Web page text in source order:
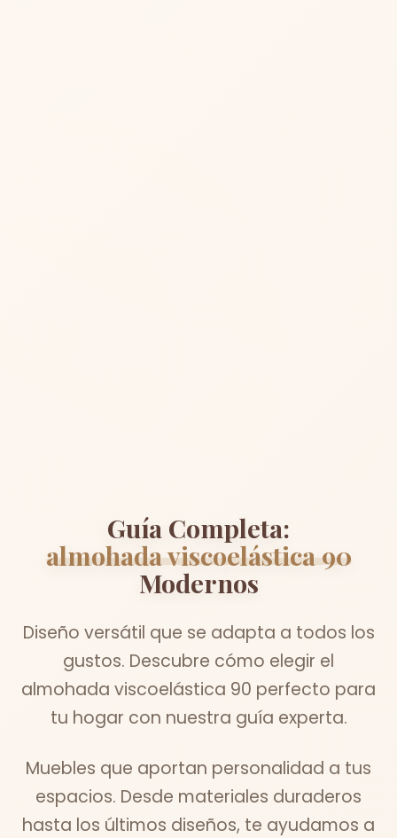
Guía Completa:
almohada viscoelástica 90
Modernos
Diseño versátil que se adapta a todos los
gustos. Descubre cómo elegir el
almohada viscoelástica 90 perfecto para
tu hogar con nuestra guía experta.
Muebles que aportan personalidad a tus
espacios. Desde materiales duraderos
hasta los últimos diseños, te ayudamos a